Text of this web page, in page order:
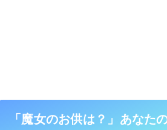
「魔女のお供は？」あなた